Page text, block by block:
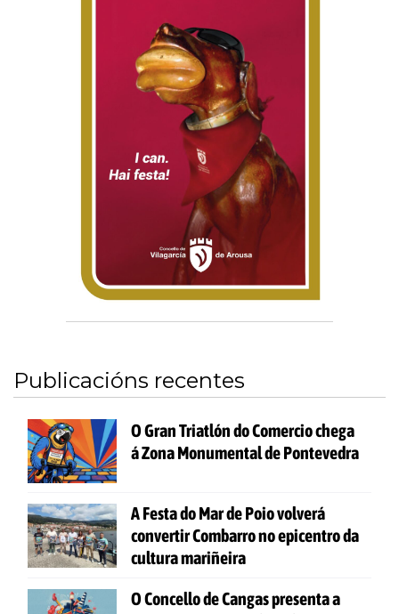
Publicacións recentes
O Gran Triatlón do Comercio chega
á Zona Monumental de Pontevedra
A Festa do Mar de Poio volverá
convertir Combarro no epicentro da
cultura mariñeira
O Concello de Cangas presenta a